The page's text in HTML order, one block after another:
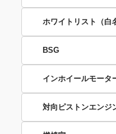
ホワイトリスト（白
BSG
インホイールモータ
対向ピストンエンジ